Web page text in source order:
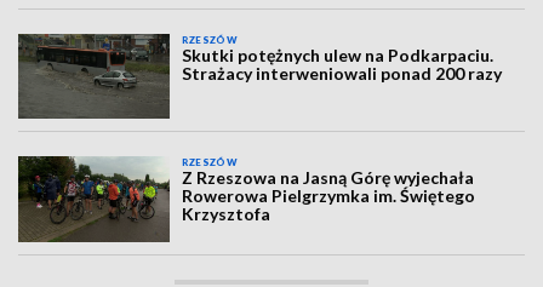
RZESZÓW
Skutki potężnych ulew na Podkarpaciu.
Strażacy interweniowali ponad 200 razy
RZESZÓW
Z Rzeszowa na Jasną Górę wyjechała
Rowerowa Pielgrzymka im. Świętego
Krzysztofa